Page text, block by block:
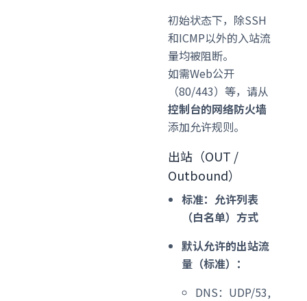
初始状态下，除SSH
和ICMP以外的入站流
量均被阻断。
如需Web公开
（80/443）等，请从
控制台的网络防火墙
添加允许规则。
出站（OUT /
Outbound）
标准：允许列表
（白名单）方式
默认允许的出站流
量（标准）：
DNS：UDP/53,